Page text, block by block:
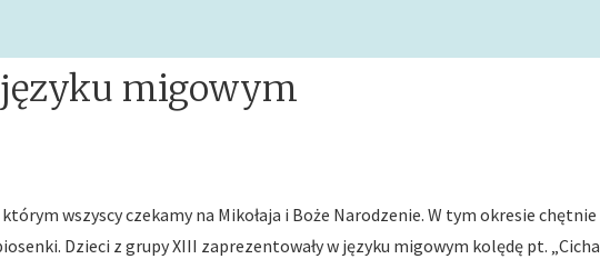
migowym
wszyscy czekamy na Mikołaja i Boże Narodzenie. W tym okresie chętnie
Dzieci z grupy XIII zaprezentowały w języku migowym kolędę pt. „Cicha